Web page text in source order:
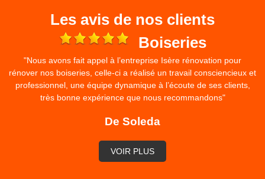
Les avis de nos clients
Boiseries
"Nous avons fait appel à l’entreprise Isère rénovation pour
rénover nos boiseries, celle-ci a réalisé un travail consciencieux et
professionnel, une équipe dynamique à l’écoute de ses clients,
très bonne expérience que nous recommandons"
De Soleda
VOIR PLUS